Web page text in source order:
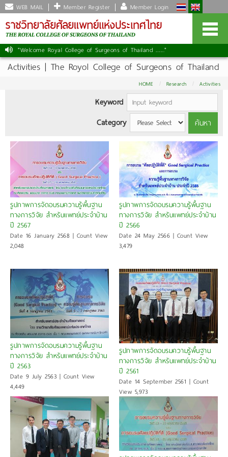
WEB MAIL Member Register Member Login
"Welcome Royal College of Surgeons of Thailand ......."
Activities | The Royol College of Surgeons of Thailand
HOME Research Activities
Keyword
Category
ค้นหา
รูปภาพการจัดอบรมความรู้พื้นฐาน
ทางการวิจัย สำหรับแพทย์ประจำบ้าน
ปี 2567
Date 16 January 2568 | Count View
2,048
รูปภาพการจัดอบรมความรู้พื้นฐาน
ทางการวิจัย สำหรับแพทย์ประจำบ้าน
ปี 2566
Date 24 May 2566 | Count View
3,479
รูปภาพการจัดอบรมความรู้พื้นฐาน
ทางการวิจัย สำหรับแพทย์ประจำบ้าน
ปี 2563
Date 9 July 2563 | Count View
4,449
รูปภาพการจัดอบรมความรู้พื้นฐาน
ทางการวิจัย สำหรับแพทย์ประจำบ้าน
ปี 2561
Date 14 September 2561 | Count
View 5,973